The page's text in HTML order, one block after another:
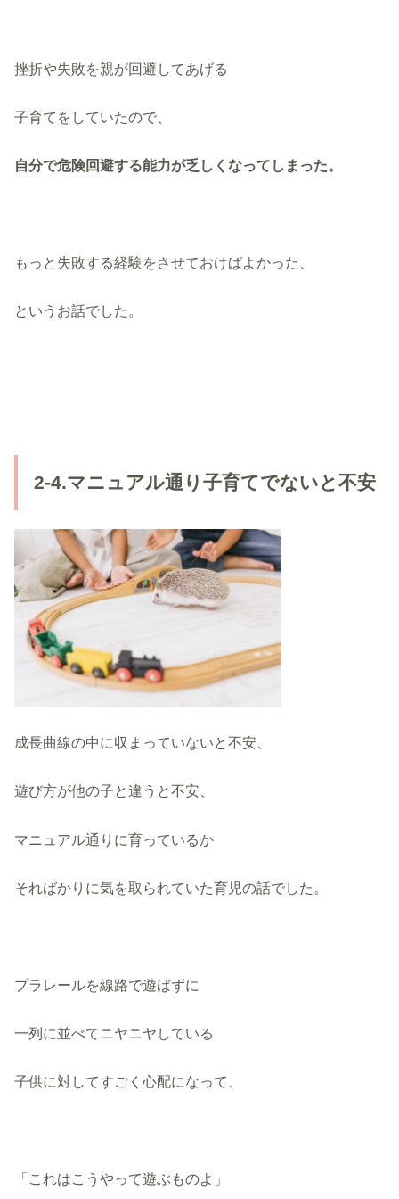
挫折や失敗を親が回避してあげる
子育てをしていたので、
自分で危険回避する能力が乏しくなってしまった。
もっと失敗する経験をさせておけばよかった、
というお話でした。
2-4.マニュアル通り子育てでないと不安
成長曲線の中に収まっていないと不安、
遊び方が他の子と違うと不安、
マニュアル通りに育っているか
そればかりに気を取られていた育児の話でした。
プラレールを線路で遊ばずに
一列に並べてニヤニヤしている
子供に対してすごく心配になって、
「これはこうやって遊ぶものよ」